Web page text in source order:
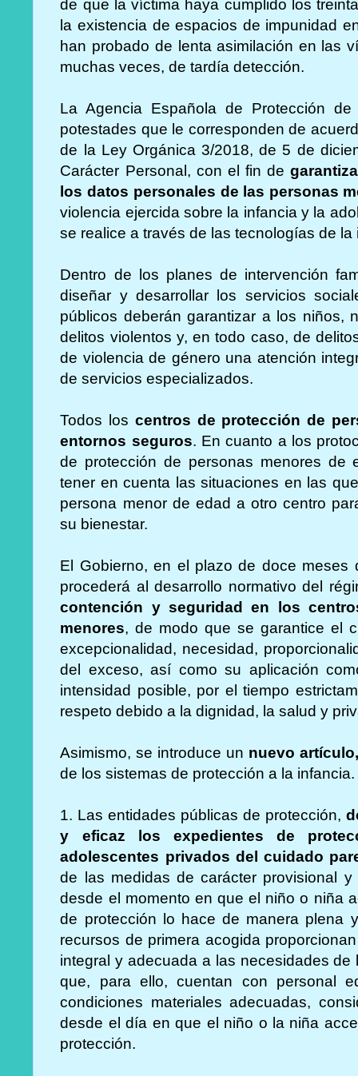
de que la víctima haya cumplido los
la existencia de espacios de impunidad
han probado de lenta asimilación en las
muchas veces, de tardía detección.
La Agencia Española de Protección
potestades que le corresponden de
de la Ley Orgánica 3/2018, de 5 de
Carácter Personal, con el fin de
los datos personales de las personas
violencia ejercida sobre la infancia y la
se realice a través de las tecnologías de
Dentro de los planes de intervención
diseñar y desarrollar los servicios
públicos deberán garantizar a los niños,
delitos violentos y, en todo caso, de
de violencia de género una atención
de servicios especializados.
Todos los centros de protección de
entornos seguros. En cuanto a los
de protección de personas menores de
tener en cuenta las situaciones en las
persona menor de edad a otro centro
su bienestar.
El Gobierno, en el plazo de doce meses
procederá al desarrollo normativo del
contención y seguridad en los
menores, de modo que se garantice el
excepcionalidad, necesidad,
del exceso, así como su aplicación
intensidad posible, por el tiempo
respeto debido a la dignidad, la salud y
Asimismo, se introduce un nuevo
de los sistemas de protección a la infancia.
1. Las entidades públicas de protección,
y eficaz los expedientes de
adolescentes privados del cuidado
de las medidas de carácter provisional
desde el momento en que el niño o niña
de protección lo hace de manera plena
recursos de primera acogida
integral y adecuada a las necesidades
que, para ello, cuentan con personal
condiciones materiales adecuadas,
desde el día en que el niño o la niña
protección.